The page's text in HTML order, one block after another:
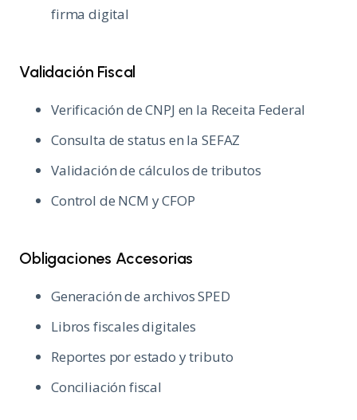
firma digital
Validación Fiscal
Verificación de CNPJ en la Receita Federal
Consulta de status en la SEFAZ
Validación de cálculos de tributos
Control de NCM y CFOP
Obligaciones Accesorias
Generación de archivos SPED
Libros fiscales digitales
Reportes por estado y tributo
Conciliación fiscal